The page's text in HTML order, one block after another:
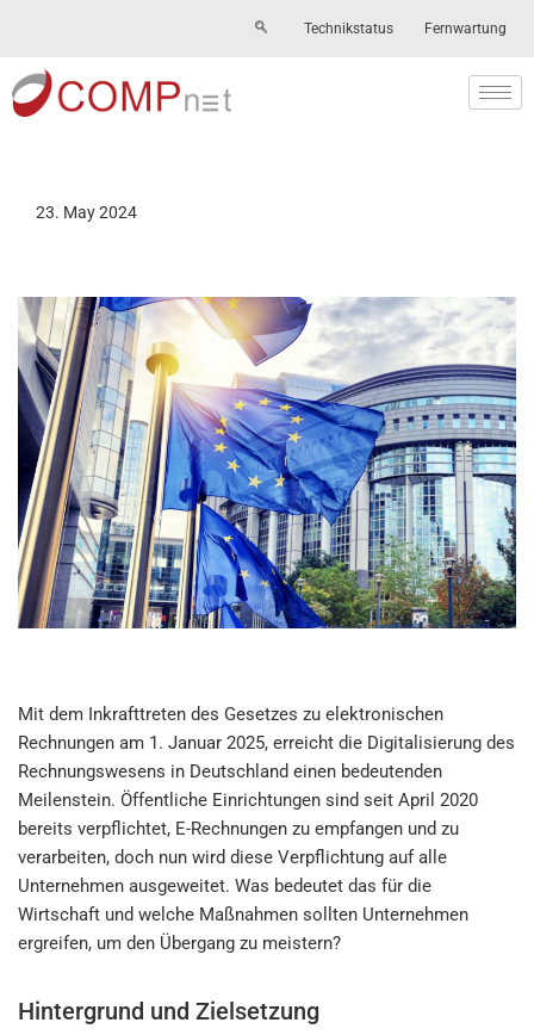
Skip
to
content
Technikstatus Fernwartung
23. May 2024
Mit dem Inkrafttreten des Gesetzes zu elektronischen
Rechnungen am 1. Januar 2025, erreicht die Digitalisierung des
Rechnungswesens in Deutschland einen bedeutenden
Meilenstein. Öffentliche Einrichtungen sind seit April 2020
bereits verpflichtet, E-Rechnungen zu empfangen und zu
verarbeiten, doch nun wird diese Verpflichtung auf alle
Unternehmen ausgeweitet. Was bedeutet das für die
Wirtschaft und welche Maßnahmen sollten Unternehmen
ergreifen, um den Übergang zu meistern?
Hintergrund und Zielsetzung